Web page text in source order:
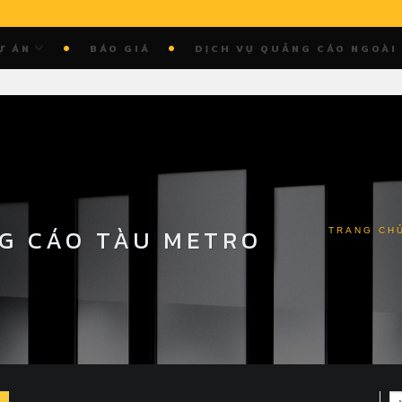
ÁN BÁO GIÁ DỊCH VỤ QUẢNG CÁO
CÁO TÀU METRO TRANG